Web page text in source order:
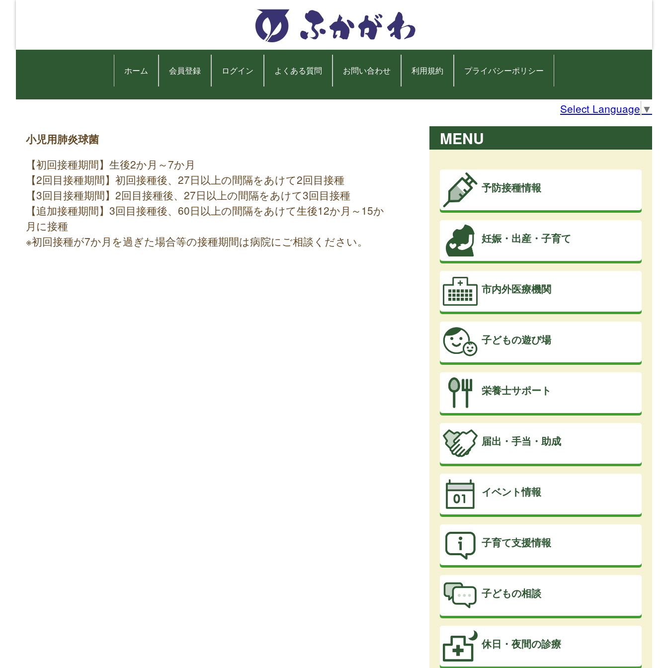
ホーム 会員登録 ログイン よくある質問 お問い合わせ 利用規約 プライバシーポリシー
Select Language ▼
小児用肺炎球菌
【初回接種期間】生後2か月～7か月
【2回目接種期間】初回接種後、27日以上の間隔をあけて2回目接種
【3回目接種期間】2回目接種後、27日以上の間隔をあけて3回目接種
【追加接種期間】3回目接種後、60日以上の間隔をあけて生後12か月～15か
月に接種
※初回接種が7か月を過ぎた場合等の接種期間は病院にご相談ください。
MENU
予防接種情報
妊娠・出産・子育て
市内外医療機関
子どもの遊び場
栄養士サポート
届出・手当・助成
イベント情報
子育て支援情報
子どもの相談
休日・夜間の診療